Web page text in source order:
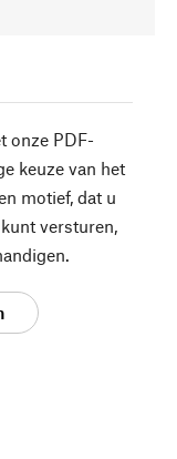
onze PDF-
keuze van het
motief, dat u
versturen,